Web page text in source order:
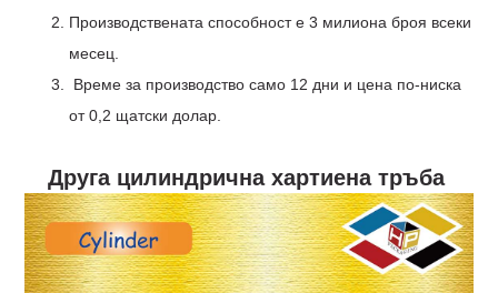
Производствената способност е 3 милиона броя всеки
месец.
Време за производство само 12 дни и цена по-ниска
от 0,2 щатски долар.
Друга цилиндрична хартиена тръба